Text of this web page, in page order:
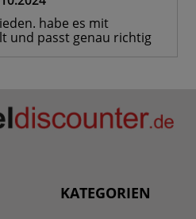
habe es mit
und passt genau richtig
KATEGORIEN